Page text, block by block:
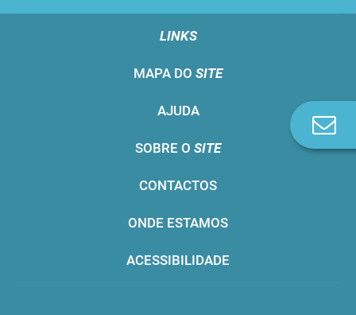
LINKS
MAPA DO SITE
AJUDA
SOBRE O SITE
CONTACTOS
ONDE ESTAMOS
ACESSIBILIDADE